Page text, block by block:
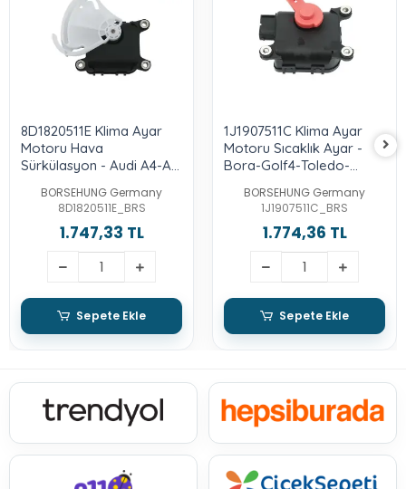
8D1820511E Klima Ayar
Motoru Hava
Sürkülasyon - Audi A4-A4
1997-2005 - Superb
2002-2008
BORSEHUNG Germany
8D1820511E_BRS
1.747,33 TL
Sepete Ekle
1J1907511C Klima Ayar
Motoru Sıcaklık Ayar -
Bora-Golf4-Toledo-
BORSEHUNG Germany
1J1907511C_BRS
1.774,36 TL
Sepete Ekle